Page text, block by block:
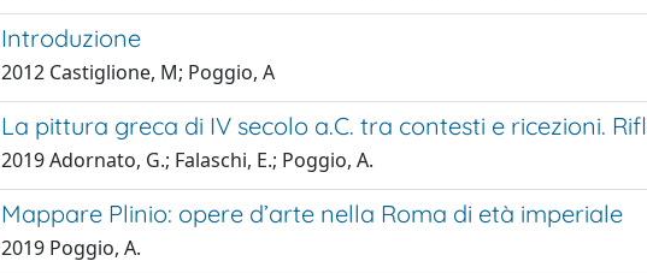
Introduzione
2012 Castiglione, M; Poggio, A
La pittura greca di IV secolo a.C. tra contesti e ricezioni.
2019 Adornato, G.; Falaschi, E.; Poggio, A.
Mappare Plinio: opere d’arte nella Roma di età imperiale
2019 Poggio, A.